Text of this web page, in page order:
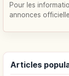
Pour les
annonces
Articles